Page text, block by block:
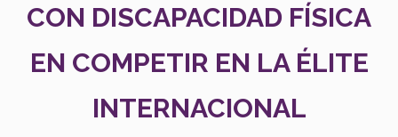
CON DISCAPACIDAD FÍSICA
EN COMPETIR EN LA ÉLITE
INTERNACIONAL